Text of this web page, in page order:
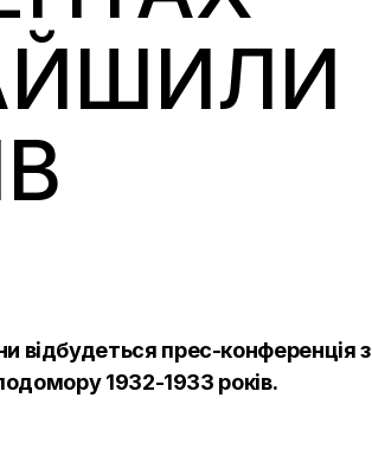
відбудеться прес-конференція з
1932-1933 років.